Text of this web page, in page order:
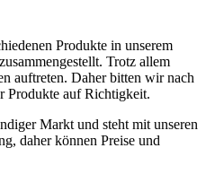
Produkte in unserem
Trotz allem
auftreten. Daher bitten wir nach
Produkte auf Richtigkeit.
Markt und steht mit unseren
daher können Preise und